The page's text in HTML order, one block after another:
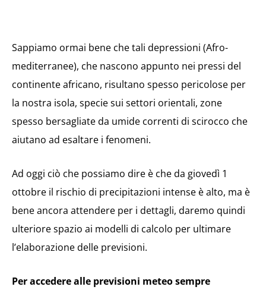
Sappiamo ormai bene che tali depressioni (Afro-
mediterranee), che nascono appunto nei pressi del
continente africano, risultano spesso pericolose per
la nostra isola, specie sui settori orientali, zone
spesso bersagliate da umide correnti di scirocco che
aiutano ad esaltare i fenomeni.
Ad oggi ciò che possiamo dire è che da giovedì 1
ottobre il rischio di precipitazioni intense è alto, ma è
bene ancora attendere per i dettagli, daremo quindi
ulteriore spazio ai modelli di calcolo per ultimare
l’elaborazione delle previsioni.
Per accedere alle previsioni meteo sempre